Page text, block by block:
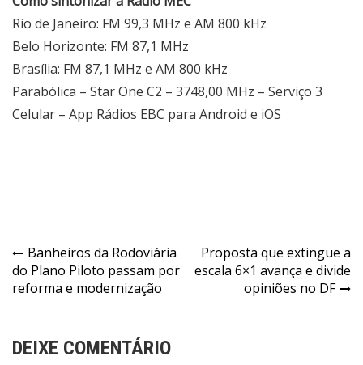
Rio de Janeiro: FM 99,3 MHz e AM 800 kHz
Belo Horizonte: FM 87,1 MHz
Brasília: FM 87,1 MHz e AM 800 kHz
Parabólica – Star One C2 – 3748,00 MHz – Serviço 3
Celular – App Rádios EBC para Android e iOS
Navegação
de
Banheiros da Rodoviária
do Plano Piloto passam por
reforma e modernização
Proposta que extingue a
escala 6×1 avança e divide
opiniões no DF
DEIXE COMENTÁRIO